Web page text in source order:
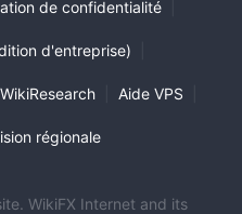
de confidentialité
d'entreprise)
WikiResearch Aide VPS
régionale
WikiFX Internet and its